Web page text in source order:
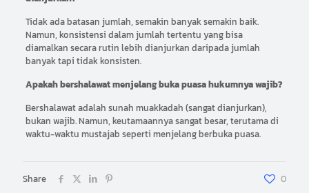
Tidak ada batasan jumlah, semakin banyak semakin baik.
Namun, konsistensi dalam jumlah tertentu yang bisa
diamalkan secara rutin lebih dianjurkan daripada jumlah
banyak tapi tidak konsisten.
Apakah bershalawat menjelang buka puasa hukumnya wajib?
Bershalawat adalah sunah muakkadah (sangat dianjurkan),
bukan wajib. Namun, keutamaannya sangat besar, terutama di
waktu-waktu mustajab seperti menjelang berbuka puasa.
Share 0